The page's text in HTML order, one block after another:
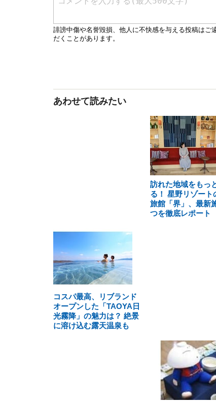
あわせて読みたい
訪れた地域をもっ
る！ 星野リゾート
旅館「界」、最新
つを徹底レポート
コスパ最高、リブランド
オープンした「TAOYA日
光霧降」の魅力は？ 絶景
に溶け込む露天温泉も